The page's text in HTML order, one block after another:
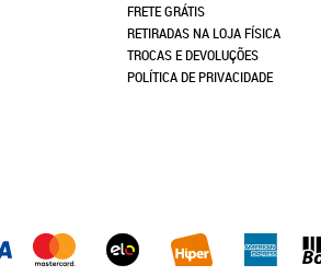
FRETE GRÁTIS
RETIRADAS NA LOJA FÍSICA
TROCAS E DEVOLUÇÕES
POLÍTICA DE PRIVACIDADE